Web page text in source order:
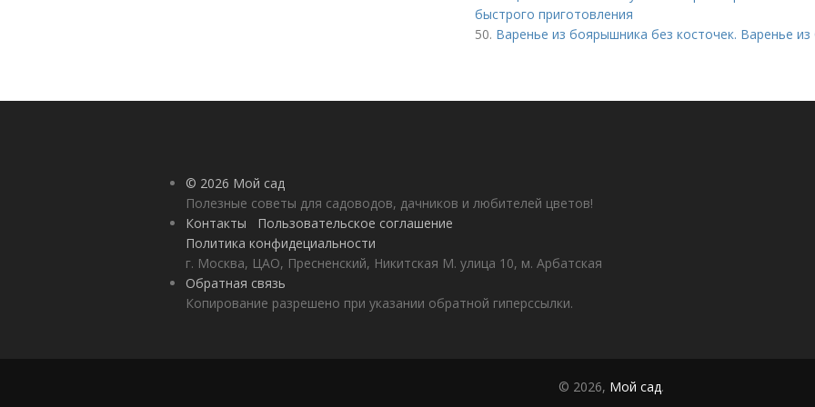
быстрого приготовления
50. Варенье из боярышника без косточек. Варенье
© 2026 Мой сад
Полезные советы для садоводов, дачников и любителей цветов!
Контакты
Пользовательское соглашение
Политика конфидециальности
г. Москва, ЦАО, Пресненский, Никитская М. улица 10, м. Арбатская
Обратная связь
Копирование разрешено при указании обратной гиперссылки.
© 2026, Мой сад.